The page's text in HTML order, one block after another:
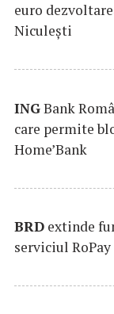
euro
Niculești
INGBank
care permite
Home’Bank
BRD extinde
serviciul